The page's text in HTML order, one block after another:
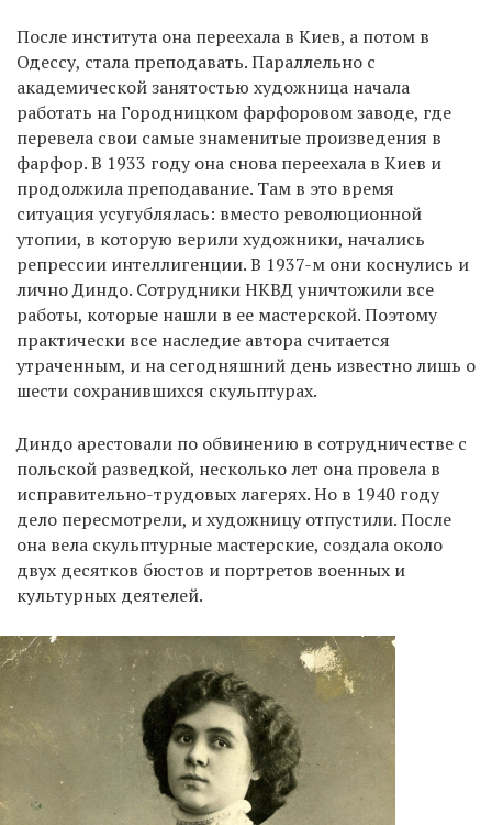
После института она переехала в Киев, а потом в
Одессу, стала преподавать. Параллельно с
академической занятостью художница начала
работать на Городницком фарфоровом заводе, где
перевела свои самые знаменитые произведения в
фарфор. В 1933 году она снова переехала в Киев и
продолжила преподавание. Там в это время
ситуация усугублялась: вместо революционной
утопии, в которую верили художники, начались
репрессии интеллигенции. В 1937-м они коснулись и
лично Диндо. Сотрудники НКВД уничтожили все
работы, которые нашли в ее мастерской. Поэтому
практически все наследие автора считается
утраченным, и на сегодняшний день известно лишь о
шести сохранившихся скульптурах.
Диндо арестовали по обвинению в сотрудничестве с
польской разведкой, несколько лет она провела в
исправительно-трудовых лагерях. Но в 1940 году
дело пересмотрели, и художницу отпустили. После
она вела скульптурные мастерские, создала около
двух десятков бюстов и портретов военных и
культурных деятелей.